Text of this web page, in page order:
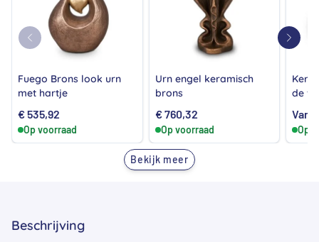
Fuego Brons look urn
met hartje
€535,92
Op voorraad
Urn engel keramisch
brons
€760,32
Op voorraad
de
Op
Bekijk meer
Beschrijving